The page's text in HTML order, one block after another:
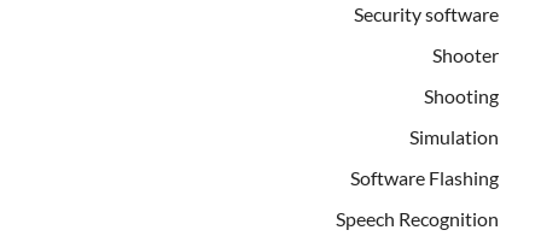
Security software
Shooter
Shooting
Simulation
Software Flashing
Speech Recognition